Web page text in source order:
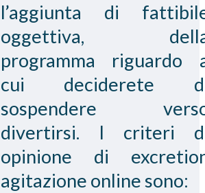
l’aggiunta di
oggettiva,
programma riguardo
cui deciderete
sospendere
divertirsi. I criteri
opinione di
agitazione online sono: